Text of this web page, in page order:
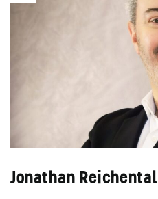
Jonathan Reichental